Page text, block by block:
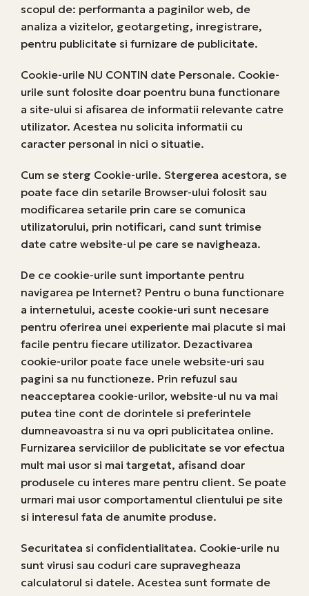
scopul de: performanta a paginilor web, de
analiza a vizitelor, geotargeting, inregistrare,
pentru publicitate si furnizare de publicitate.
Cookie-urile NU CONTIN date Personale. Cookie-
urile sunt folosite doar poentru buna functionare
a site-ului si afisarea de informatii relevante catre
utilizator. Acestea nu solicita informatii cu
caracter personal in nici o situatie.
Cum se sterg Cookie-urile. Stergerea acestora, se
poate face din setarile Browser-ului folosit sau
modificarea setarile prin care se comunica
utilizatorului, prin notificari, cand sunt trimise
date catre website-ul pe care se navigheaza.
De ce cookie-urile sunt importante pentru
navigarea pe Internet? Pentru o buna functionare
a internetului, aceste cookie-uri sunt necesare
pentru oferirea unei experiente mai placute si mai
facile pentru fiecare utilizator. Dezactivarea
cookie-urilor poate face unele website-uri sau
pagini sa nu functioneze. Prin refuzul sau
neacceptarea cookie-urilor, website-ul nu va mai
putea tine cont de dorintele si preferintele
dumneavoastra si nu va opri publicitatea online.
Furnizarea serviciilor de publicitate se vor efectua
mult mai usor si mai targetat, afisand doar
produsele cu interes mare pentru client. Se poate
urmari mai usor comportamentul clientului pe site
si interesul fata de anumite produse.
Securitatea si confidentialitatea. Cookie-urile nu
sunt virusi sau coduri care supravegheaza
calculatorul si datele. Acestea sunt formate de